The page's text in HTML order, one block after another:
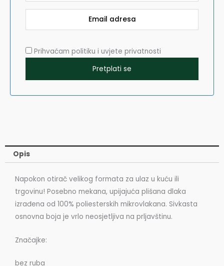
Prihvaćam politiku i uvjete privatnosti
Opis
Napokon otirač velikog formata za ulaz u kuću ili
trgovinu! Posebno mekana, upijajuća plišana dlaka
izrađena od 100% poliesterskih mikrovlakana. Sivkasta
osnovna boja je vrlo neosjetljiva na prljavštinu.
Značajke:
bez ruba